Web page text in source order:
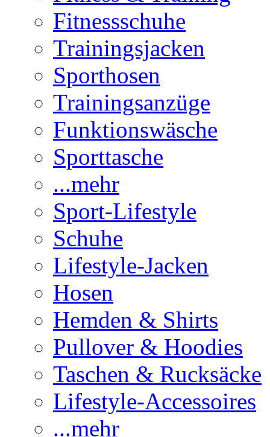
Fitnessschuhe
Trainingsjacken
Sporthosen
Trainingsanzüge
Funktionswäsche
Sporttasche
...mehr
Sport-Lifestyle
Schuhe
Lifestyle-Jacken
Hosen
Hemden & Shirts
Pullover & Hoodies
Taschen & Rucksäcke
Lifestyle-Accessoires
...mehr